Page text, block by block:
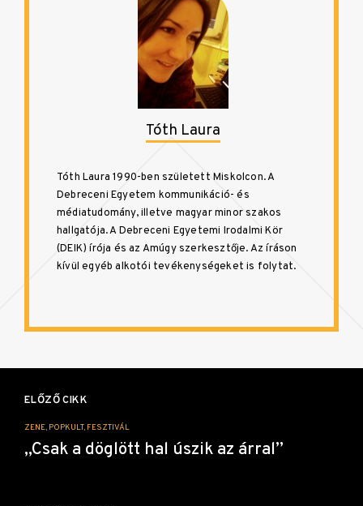
Tóth Laura
Tóth Laura 1990-ben született Miskolcon. A
Debreceni Egyetem kommunikáció- és
médiatudomány, illetve magyar minor szakos
hallgatója. A Debreceni Egyetemi Irodalmi Kör
(DEIK) írója és az Amúgy szerkesztője. Az íráson
kívül egyéb alkotói tevékenységeket is folytat.
navigáció
ELŐZŐ CIKK
ZENE, POPKULT, FESZTIVÁL
„Csak a döglött hal úszik az árral”